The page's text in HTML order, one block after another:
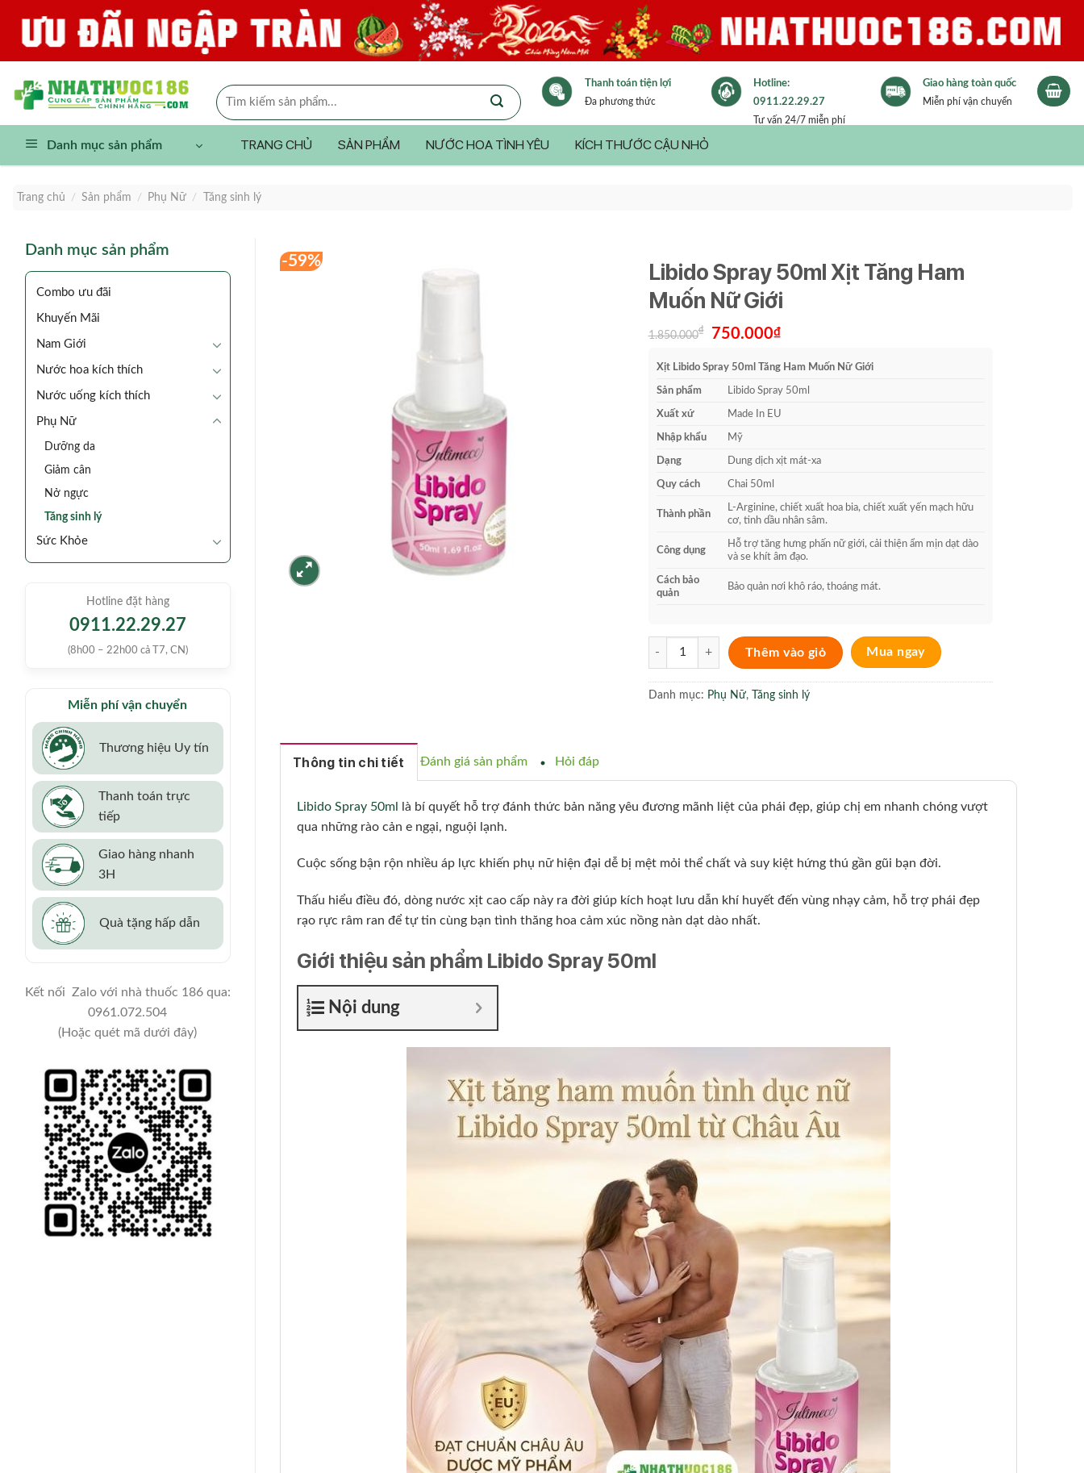
content
Tìm
kiếm:
Thanh toán tiện lợi
Đa phương thức
Hotline:
0911.22.29.27
Tư vấn 24/7 miễn phí
Giao hàng toàn quốc
Miễn phí vận chuyển
Danh mục sản phẩm TRANG CHỦ SẢN PHẨM NƯỚC HOA TÌNH YÊU KÍCH THƯỚC CẬU NHỎ
Trang chủ / Sản phẩm / Phụ Nữ / Tăng sinh lý
Danh mục sản phẩm
Combo ưu đãi
Khuyến Mãi
Nam Giới
Nước hoa kích thích
Nước uống kích thích
Phụ Nữ
Dưỡng da
Giảm cân
Nở ngực
Tăng sinh lý
Sức Khỏe
Hotline đặt hàng
0911.22.29.27
(8h00 – 22h00 cả T7, CN)
Miễn phí vận chuyển
Thương hiệu Uy tín
Thanh toán trực
tiếp
Giao hàng nhanh
3H
Quà tặng hấp dẫn
Kết nối Zalo với nhà thuốc 186 qua:
0961.072.504
(Hoặc quét mã dưới đây)
-59%
Libido Spray 50ml Xịt Tăng Ham
Muốn Nữ Giới
1.850.000₫
Giá
gốc
1.850.000₫.
750.000₫Giá
hiện
là:
750.000₫.
Xịt Libido Spray 50ml Tăng Ham Muốn Nữ Giới
Sản phẩm Libido Spray 50ml
Xuất xứ Made In EU
Nhập khẩu Mỹ
Dạng Dung dịch xịt mát-xa
Quy cách Chai 50ml
Thành phần
L-Arginine, chiết xuất hoa bia, chiết xuất yến mạch hữu
cơ, tinh dầu nhân sâm.
Công dụng
Hỗ trợ tăng hưng phấn nữ giới, cải thiện ẩm mịn dạt dào
và se khít âm đạo.
Cách bảo
quản
Bảo quản nơi khô ráo, thoáng mát.
Libido Spray 50ml Xịt Tăng Ham Muốn Nữ Giới số lượng
Thêm vào giỏ Mua ngay
Danh mục: Phụ Nữ, Tăng sinh lý
Thông tin chi tiết Đánh giá sản phẩm Hỏi đáp
Libido Spray 50ml là bí quyết hỗ trợ đánh thức bản năng yêu đương mãnh liệt của phái đẹp, giúp chị em nhanh chóng vượt
qua những rào cản e ngại, nguội lạnh.
Cuộc sống bận rộn nhiều áp lực khiến phụ nữ hiện đại dễ bị mệt mỏi thể chất và suy kiệt hứng thú gần gũi bạn đời.
Thấu hiểu điều đó, dòng nước xịt cao cấp này ra đời giúp kích hoạt lưu dẫn khí huyết đến vùng nhạy cảm, hỗ trợ phái đẹp
rạo rực râm ran để tự tin cùng bạn tình thăng hoa cảm xúc nồng nàn dạt dào nhất.
Giới thiệu sản phẩm Libido Spray 50ml
Nội dung